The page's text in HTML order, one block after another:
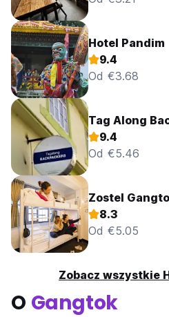
Hotel Pandim
9.4
Od €3.68
Tag Along
9.4
Od €5.46
Zostel
8.3
Od €5.05
Zobacz wszystkie
O Gangtok